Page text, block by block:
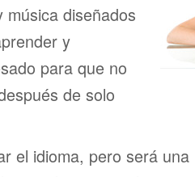
diseñados
y
para que no
de solo
el idioma, pero será